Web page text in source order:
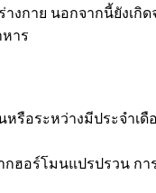
งกาย นอกจากนี้ยังเ
าร
รือระหว่างมีประจำ
อร์โมนแปรปรวน กา